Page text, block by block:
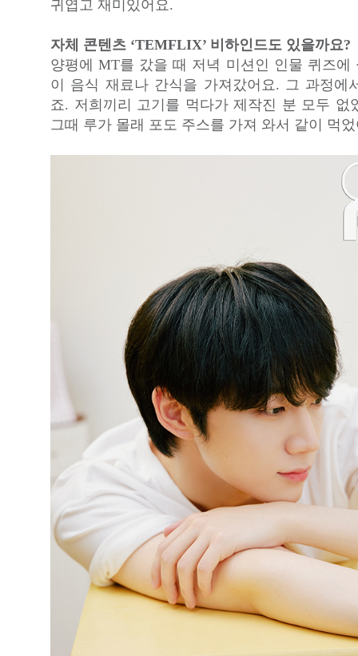
귀엽고 재미있어요.
자체 콘텐츠 ‘TEMFLIX’ 비하인드도 있을까요?
양평에 MT를 갔을 때 저녁 미션인 인물 퀴즈에
이 음식 재료나 간식을 가져갔어요. 그 과정에
죠. 저희끼리 고기를 먹다가 제작진 분 모두 없
그때 루가 몰래 포도 주스를 가져 와서 같이 먹